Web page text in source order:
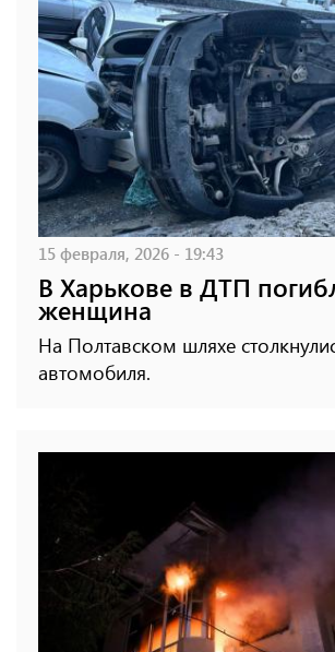
15 февраля, 2026 - 19:43
В Харькове в ДТП
женщина
На Полтавском шляхе
автомобиля.